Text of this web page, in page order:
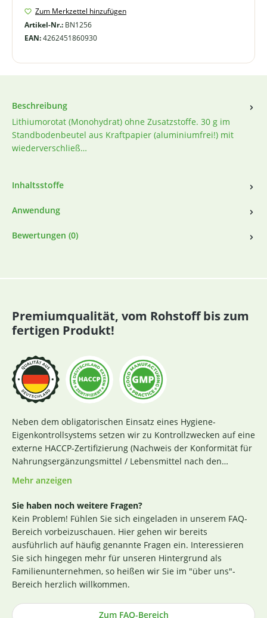
Zum Merkzettel hinzufügen
Artikel-Nr.: BN1256
EAN:4262451860930
Beschreibung
Lithiumorotat (Monohydrat) ohne Zusatzstoffe. 30 g im
Standbodenbeutel aus Kraftpapier (aluminiumfrei!) mit
wiederverschließ…
Inhaltsstoffe
Anwendung
Bewertungen (0)
Premiumqualität, vom Rohstoff bis zum
fertigen Produkt!
Neben dem obligatorischen Einsatz eines Hygiene-
Eigenkontrollsystems setzen wir zu Kontrollzwecken auf eine
externe HACCP-Zertifizierung (Nachweis der Konformität für
Nahrungsergänzungsmittel / Lebensmittel nach den
Richtlinien des Codex Alimentarius und der Verordnung EG
Nr. 852 / 2004 des Europäischen Parlaments). Das aktuelle
Zertifikat finden Siehier
. Darüber hinaus beginnt für uns
die Sicherstellung einer erstklassigen Produktqualität
bereits bei der strengen Durchleuchtung und Auswahl
unserer (Rohstoff-)Lieferanten. Die Produktion nach GMP-
Richtlinie ist hierbei ein wichtiges Kriterium. Losgelöst von
den Tests der Hersteller untersuchen wir zusätzlich, ohne
rechtlich dazu verpflichtet zu sein, einen Großteil der
weisen dies durch die Veröffentlichung entsprechender
Mehr anzeigen
Sie haben noch weitere Fragen?
Kein Problem! Fühlen Sie sich eingeladen in unserem FAQ-
Bereich vorbeizuschauen. Hier gehen wir bereits
ausführlich auf häufig genannte Fragen ein. Interessieren
Sie sich hingegen mehr für unseren Hintergrund als
Familienunternehmen, so heißen wir Sie im "über uns"-
Bereich herzlich willkommen.
Zum FAQ-Bereich